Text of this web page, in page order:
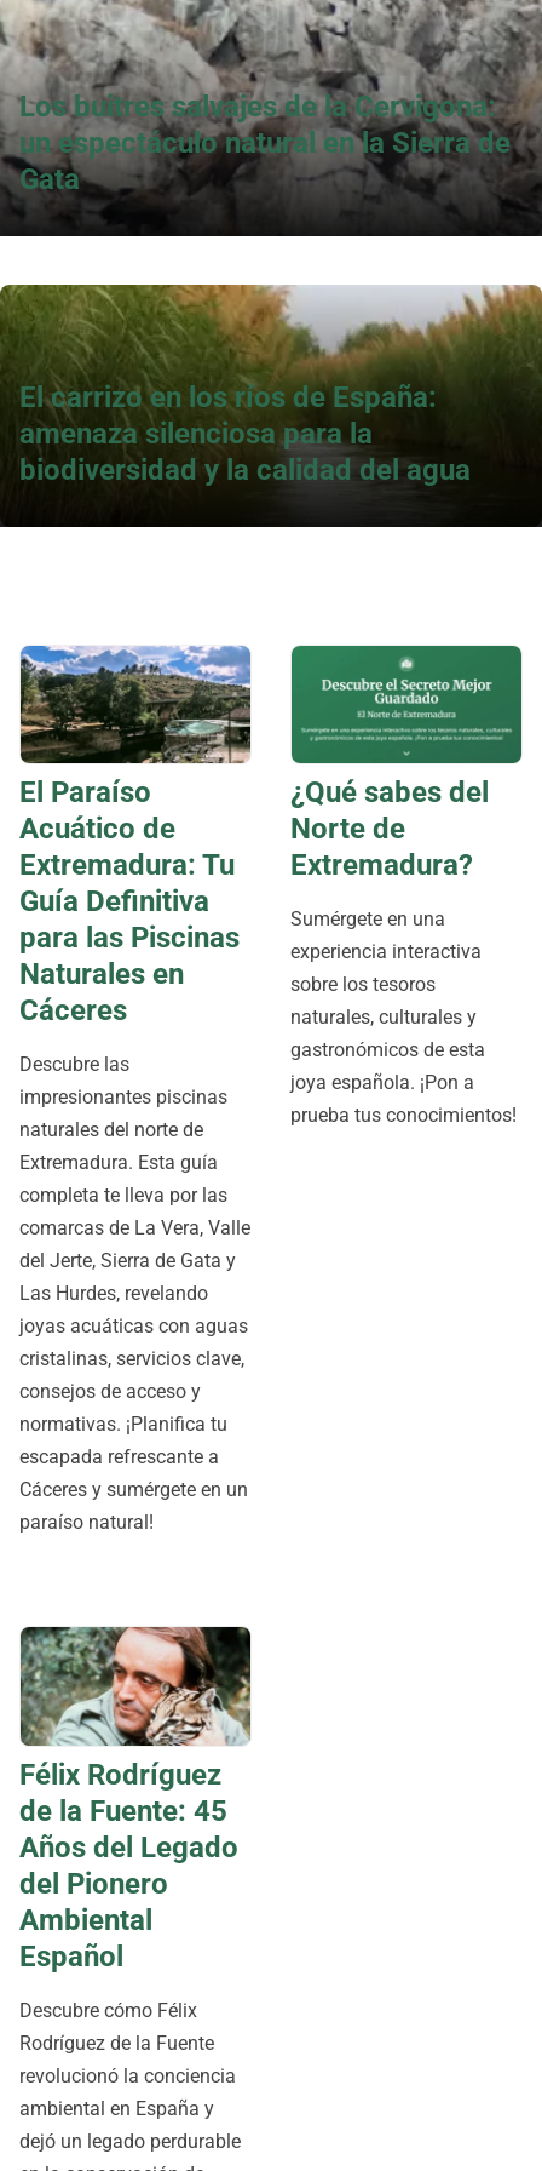
Los buitres salvajes de la Cervigona:
un espectáculo natural en la Sierra de
Gata
El carrizo en los ríos de España:
amenaza silenciosa para la
biodiversidad y la calidad del agua
El Paraíso
Acuático de
Extremadura: Tu
Guía Definitiva
para las Piscinas
Naturales en
Cáceres
Descubre las
impresionantes piscinas
naturales del norte de
Extremadura. Esta guía
completa te lleva por las
comarcas de La Vera, Valle
del Jerte, Sierra de Gata y
Las Hurdes, revelando
joyas acuáticas con aguas
cristalinas, servicios clave,
consejos de acceso y
normativas. ¡Planifica tu
escapada refrescante a
Cáceres y sumérgete en un
paraíso natural!
¿Qué sabes del
Norte de
Extremadura?
Sumérgete en una
experiencia interactiva
sobre los tesoros
naturales, culturales y
gastronómicos de esta
joya española. ¡Pon a
prueba tus conocimientos!
Félix Rodríguez
de la Fuente: 45
Años del Legado
del Pionero
Ambiental
Español
Descubre cómo Félix
Rodríguez de la Fuente
revolucionó la conciencia
ambiental en España y
dejó un legado perdurable